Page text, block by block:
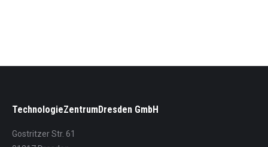
TechnologieZentrumDresden GmbH
Gostritzer Str. 61